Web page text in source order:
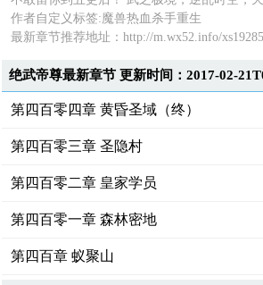
作者自定义标签:魔兽热血杀手重生
最新章节推荐地址：http://m.wx52.info/
绝武帝尊最新章节 更新时间：2017-02-
第四百零四章 黄昏圣域（终）
第四百零三章 圣隐村
第四百零二章 皇家学员
第四百零一章 森林密地
第四百章 蚁聚山